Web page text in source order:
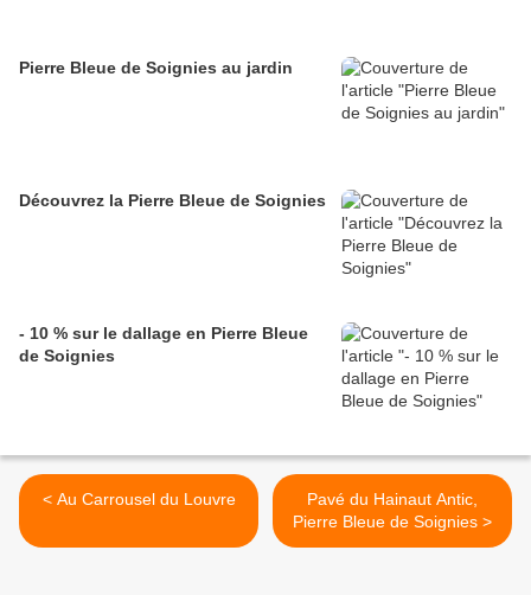
Pierre Bleue de Soignies au jardin
Découvrez la Pierre Bleue de Soignies
- 10 % sur le dallage en Pierre Bleue
de Soignies
< Au Carrousel du Louvre
Pavé du Hainaut Antic,
Pierre Bleue de Soignies >